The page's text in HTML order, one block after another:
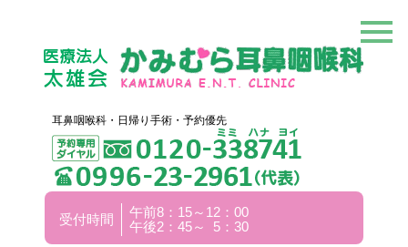
耳鼻咽喉科・日帰り手術・予約優先
受付時間
午前8：15～12：00
午後2：45～ 5：30